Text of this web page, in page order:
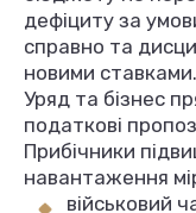
дефіциту за
справно та
новими ставками.
Уряд та бізнес
податкові
Прибічники
навантаження
військовий